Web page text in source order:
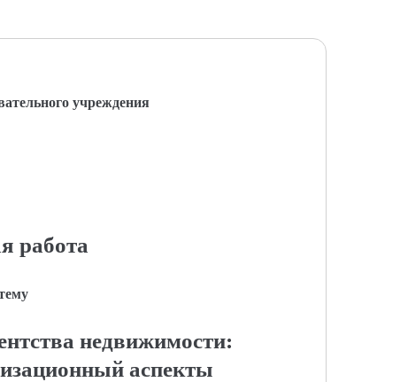
учреждения
работа
недвижимости:
аспекты